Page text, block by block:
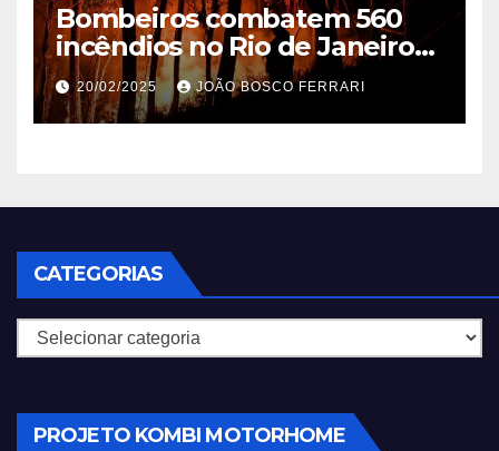
Bombeiros combatem 560
incêndios no Rio de Janeiro
em 2025
20/02/2025 JOÃO BOSCO FERRARI
CATEGORIAS
Categorias
PROJETO KOMBI MOTORHOME